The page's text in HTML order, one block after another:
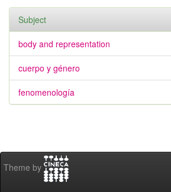
Subject
body and representation
cuerpo y género
fenomenología
Theme by